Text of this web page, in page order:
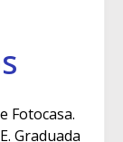
Fotocasa.
Graduada